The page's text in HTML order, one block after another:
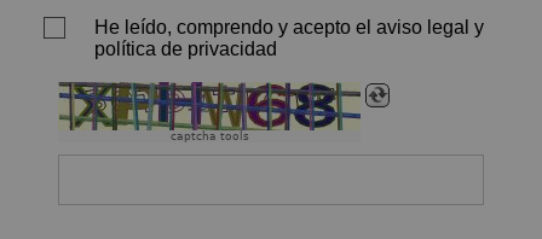
He leído, comprendo y acepto el aviso legal y
política de privacidad
captcha tools